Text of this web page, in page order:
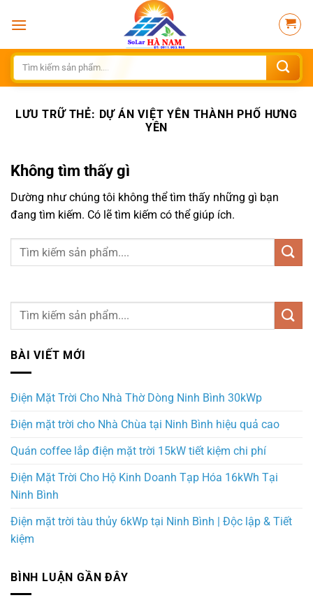
qua
dungTìm
kiếm:
LƯU TRỮ THẺ: DỰ ÁN VIỆT YÊN THÀNH PHỐ HƯNG
YÊN
Không tìm thấy gì
Dường như chúng tôi không thể tìm thấy những gì bạn
đang tìm kiếm. Có lẽ tìm kiếm có thể giúp ích.
BÀI VIẾT MỚI
Điện Mặt Trời Cho Nhà Thờ Dòng Ninh Bình 30kWp
Điện mặt trời cho Nhà Chùa tại Ninh Bình hiệu quả cao
Quán coffee lắp điện mặt trời 15kW tiết kiệm chi phí
Điện Mặt Trời Cho Hộ Kinh Doanh Tạp Hóa 16kWh Tại
Ninh Bình
Điện mặt trời tàu thủy 6kWp tại Ninh Bình | Độc lập & Tiết
kiệm
BÌNH LUẬN GẦN ĐÂY